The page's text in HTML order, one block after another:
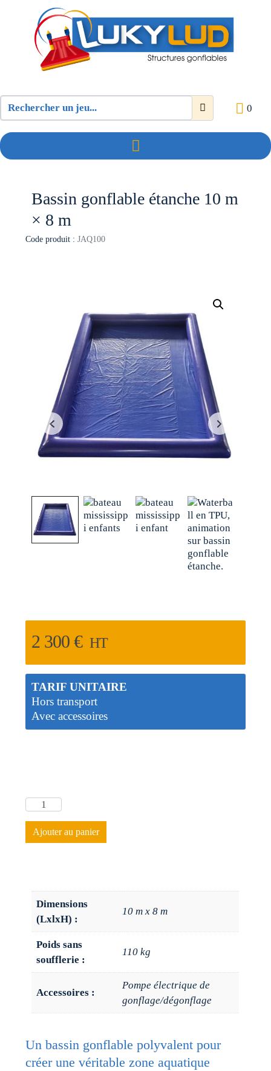
0
Bassin gonflable étanche 10 m
× 8 m
Code produit : JAQ100
2 300€ HT
TARIF UNITAIRE
Hors transport
Avec accessoires
Ajouter au panier
Dimensions
(LxlxH) :
10 m x 8 m
Poids sans
soufflerie :
110 kg
Accessoires :
Pompe électrique de
gonflage/dégonflage
Un bassin gonflable polyvalent pour
créer une véritable zone aquatique